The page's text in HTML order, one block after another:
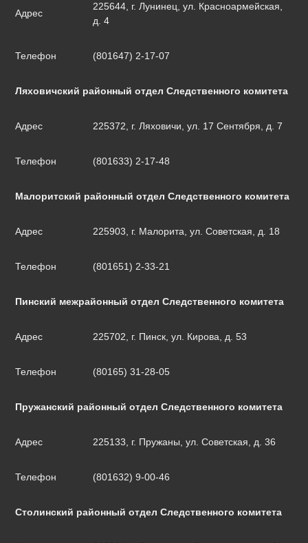
Адрес
225644, г. Лунинец, ул. Красноармейская,
д. 4
Телефон (801647) 2-17-07
Ляховичский районный отдел Следственного комитета
Адрес 225372, г. Ляховичи, ул. 17 Сентября, д. 7
Телефон (801633) 2-17-48
Малоритский районный отдел Следственного комитета
Адрес 225903, г. Малорита, ул. Советская, д. 18
Телефон (801651) 2-33-21
Пинский межрайонный отдел Следственного комитета
Адрес 225702, г. Пинск, ул. Кирова, д. 53
Телефон (80165) 31-28-05
Пружанский районный отдел Следственного комитета
Адрес 225133, г. Пружаны, ул. Советская, д. 36
Телефон (801632) 9-00-46
Столинский районный отдел Следственного комитета